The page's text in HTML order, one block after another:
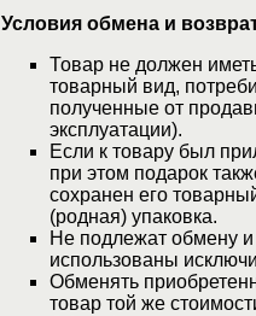
Условия обмена и
Товар не должен
товарный вид,
полученные от
эксплуатации).
Если к товару был
при этом подарок
сохранен его
(родная) упаковка.
Не подлежат обмену и
использованы
Обменять
товар той же